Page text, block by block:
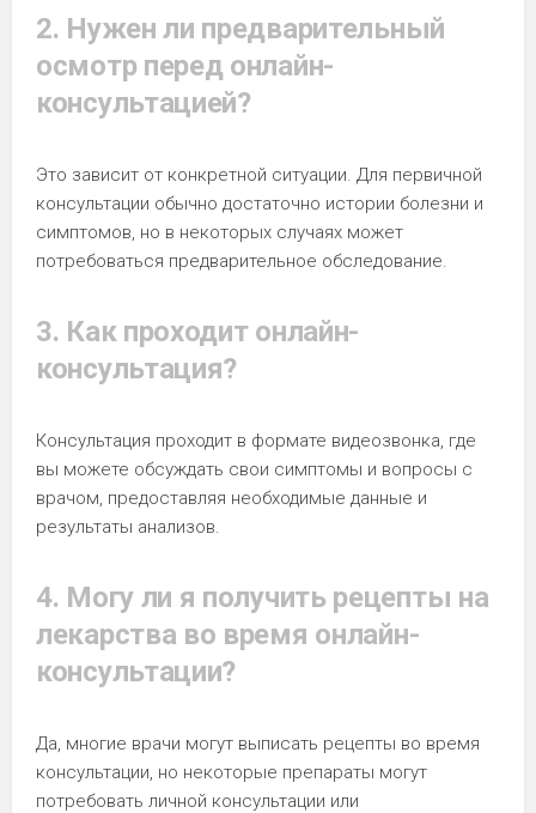
2. Нужен ли предварительный
осмотр перед онлайн-
консультацией?
Это зависит от конкретной ситуации. Для первичной
консультации обычно достаточно истории болезни и
симптомов, но в некоторых случаях может
потребоваться предварительное обследование.
3. Как проходит онлайн-
консультация?
Консультация проходит в формате видеозвонка, где
вы можете обсуждать свои симптомы и вопросы с
врачом, предоставляя необходимые данные и
результаты анализов.
4. Могу ли я получить рецепты на
лекарства во время онлайн-
консультации?
Да, многие врачи могут выписать рецепты во время
консультации, но некоторые препараты могут
потребовать личной консультации или